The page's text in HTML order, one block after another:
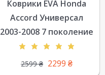
Коврики EVA Honda
Accord Универсал
2003-2008 7 поколение
2599₴ 2299 ₴